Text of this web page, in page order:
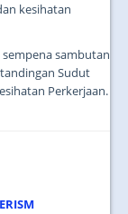
kesihatan
sambutan
Sudut
Perkerjaan.